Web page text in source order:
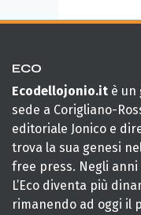
ECO
Ecodellojonio.it è un
sede a Corigliano-
editoriale Jonico e
trova la sua genesi
free press. Negli
L’Eco diventa più
rimanendo ad oggi il